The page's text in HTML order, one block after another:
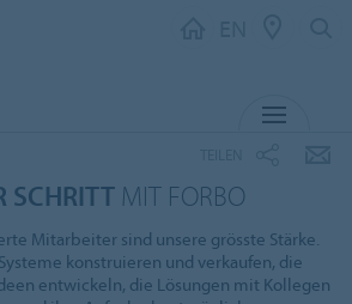
SCHRITT MIT FORBO
Mitarbeiter sind unsere grösste Stärke.
konstruieren und verkaufen, die
entwickeln, die Lösungen mit Kollegen